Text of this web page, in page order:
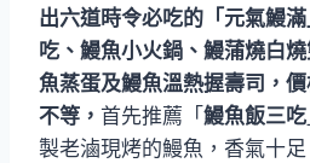
出六道時令必吃的「元氣鰻
吃、鰻魚小火鍋、鰻蒲燒白
魚蒸蛋及鰻魚溫熱握壽司，
不等， 首先推薦「 鰻魚飯三吃
製老滷現烤的鰻魚，香氣十